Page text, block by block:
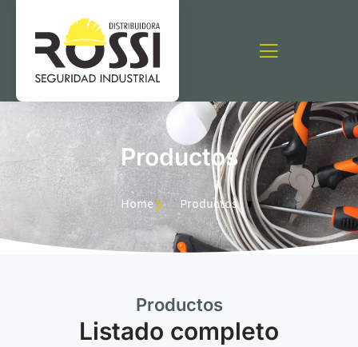
Productos
Home Productos
Productos
Listado completo